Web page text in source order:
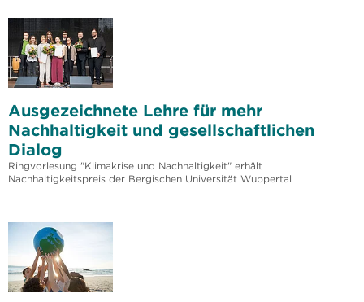
Ausgezeichnete Lehre für mehr
Nachhaltigkeit und gesellschaftlichen
Dialog
Ringvorlesung "Klimakrise und Nachhaltigkeit" erhält
Nachhaltigkeitspreis der Bergischen Universität Wuppertal